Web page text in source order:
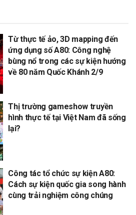
Từ thực tế ảo, 3D mapping đến
ứng dụng số A80: Công nghệ
bùng nổ trong các sự kiện hướng
về 80 năm Quốc Khánh 2/9
Thị trường gameshow truyền
hình thực tế tại Việt Nam đã sống
lại?
Công tác tổ chức sự kiện A80:
Cách sự kiện quốc gia song hành
cùng trải nghiệm công chúng